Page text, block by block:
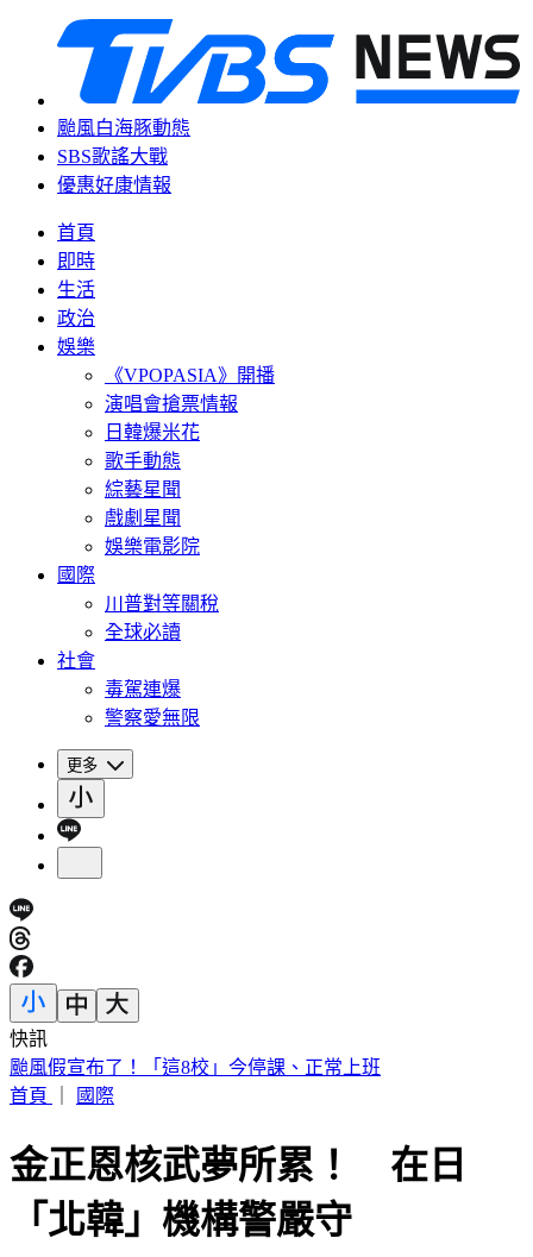
颱風白海豚動態
SBS歌謠大戰
優惠好康情報
首頁
即時
生活
政治
娛樂
《VPOPASIA》開播
演唱會搶票情報
日韓爆米花
歌手動態
綜藝星聞
戲劇星聞
娛樂電影院
國際
川普對等關稅
全球必讀
社會
毒駕連爆
警察愛無限
更多
快訊
白海豚最新路徑曝！瘦身倒數「雨彈先甩北台灣」 降雨熱區
曝
金正恩核武夢所累！ 在日
「北韓」機構警嚴守